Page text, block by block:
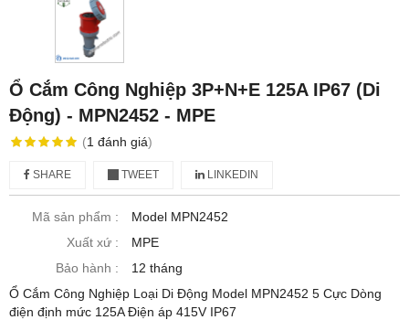
Ổ Cắm Công Nghiệp 3P+N+E 125A IP67 (Di
Động) - MPN2452 - MPE
(1 đánh giá)
SHARE TWEET LINKEDIN
Mã sản phẩm :
Model MPN2452
Xuất xứ :
MPE
Bảo hành :
12 tháng
Ổ Cắm Công Nghiệp Loại Di Động Model MPN2452 5 Cực Dòng
điện định mức 125A Điện áp 415V IP67